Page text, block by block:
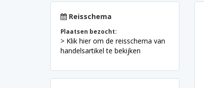
Reisschema
Plaatsen bezocht:
> Klik hier om de reisschema van
handelsartikel te bekijken